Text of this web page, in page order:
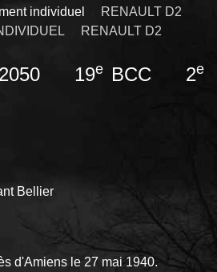
individuel
RENAULT D2
RENAULT D2
19eBCC 2e
Bellier
d'Amiens le 27 mai 1940.